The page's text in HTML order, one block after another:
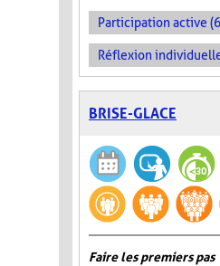
Participation active
Réflexion
BRISE-GLACE
Faire les premiers pas